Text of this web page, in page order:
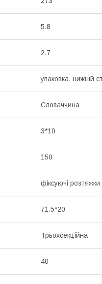
5.8
2.7
упаковка, нижній
Словаччина
3*10
150
фіксуючі розтяжки
71.5*20
Трьохсекційна
40